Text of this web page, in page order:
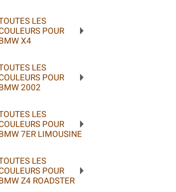
LES
POUR
X4
LES
POUR
2002
LES
POUR
7ER LIMOUSINE
LES
POUR
Z4 ROADSTER